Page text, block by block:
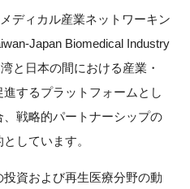
ディカル産業ネットワーキン
Japan Biomedical Industry
と日本の間における産業・
するプラットフォームとし
戦略的パートナーシップの
しています。
資および再生医療分野の動